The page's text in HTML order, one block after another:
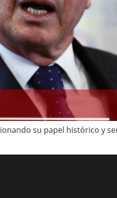
su papel histórico y